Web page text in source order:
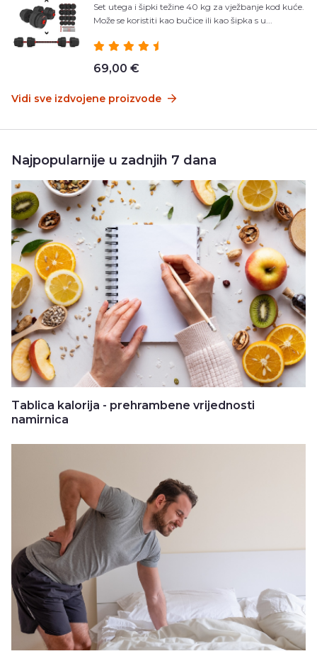
Set utega i šipki težine 40 kg za vježbanje kod kuće.
Može se koristiti kao bučice ili kao šipka s u...
69,00 €
Vidi sve izdvojene proizvode
Najpopularnije u zadnjih 7 dana
Tablica kalorija - prehrambene vrijednosti
namirnica